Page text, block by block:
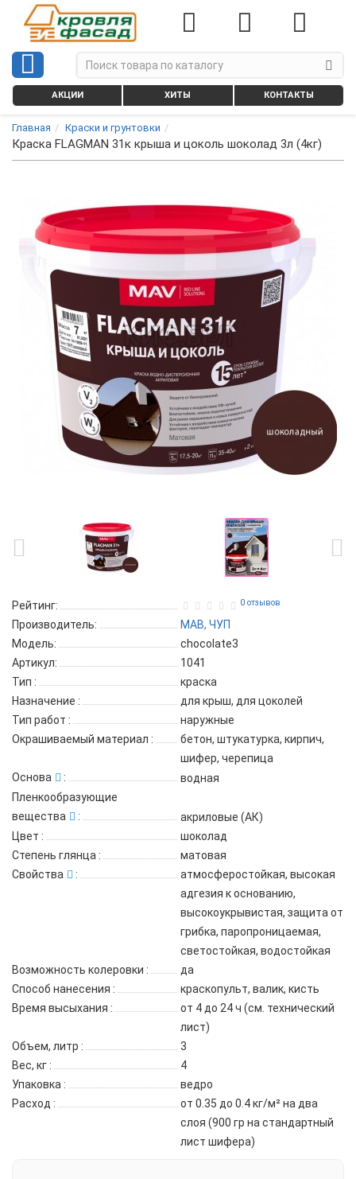
АКЦИИ ХИТЫ КОНТАКТЫ
Главная Краски и грунтовки
Краска FLAGMAN 31к крыша и цоколь шоколад 3л (4кг)
Рейтинг: 0 отзывов
Производитель:
МАВ, ЧУП
Модель:
chocolate3
Артикул:
1041
Тип :
краска
Назначение :
для крыш, для цоколей
Тип работ :
наружные
Окрашиваемый материал :
бетон, штукатурка, кирпич,
шифер, черепица
Основа
:
водная
Пленкообразующие
вещества
:
акриловые (АК)
Цвет :
шоколад
Степень глянца :
матовая
Свойства
:
атмосферостойкая, высокая
адгезия к основанию,
высокоукрывистая, защита от
грибка, паропроницаемая,
светостойкая, водостойкая
Возможность колеровки :
да
Способ нанесения :
краскопульт, валик, кисть
Время высыхания :
от 4 до 24 ч (см. технический
лист)
Объем, литр :
3
Вес, кг :
4
Упаковка :
ведро
Расход :
от 0.35 до 0.4 кг/м² на два
слоя (900 гр на стандартный
лист шифера)